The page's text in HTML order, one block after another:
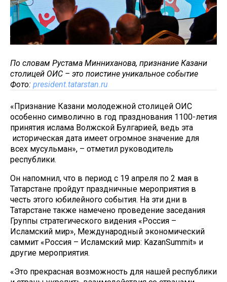
По словам Рустама Минниханова, признание Казани
столицей ОИС – это поистине уникальное событие
Фото: president.tatarstan.ru
«Признание Казани молодежной столицей ОИС
особенно символично в год празднования 1100-летия
принятия ислама Волжской Булгарией, ведь эта
историческая дата имеет огромное значение для
всех мусульман», – отметил руководитель
республики.
Он напомнил, что в период с 19 апреля по 2 мая в
Татарстане пройдут праздничные мероприятия в
честь этого юбилейного события. На эти дни в
Татарстане также намечено проведение заседания
Группы стратегического видения «Россия –
Исламский мир», Международный экономический
саммит «Россия – Исламский мир: KazanSummit» и
другие мероприятия.
«Это прекрасная возможность для нашей республики